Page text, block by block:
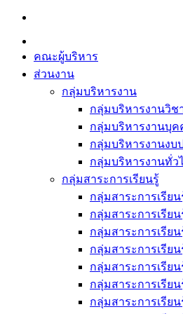
Skip
content
คณะผู้บริหาร
ส่วนงาน
กลุ่มบริหารงาน
กลุ่มบริหารงานวิช
กลุ่มบริหารงานบุค
กลุ่มบริหารงานงบ
กลุ่มบริหารงานทั่ว
กลุ่มสาระการเรียนรู้
กลุ่มสาระการเรีย
กลุ่มสาระการเรีย
กลุ่มสาระการเรีย
กลุ่มสาระการเรีย
กลุ่มสาระการเรีย
กลุ่มสาระการเรีย
กลุ่มสาระการเรีย